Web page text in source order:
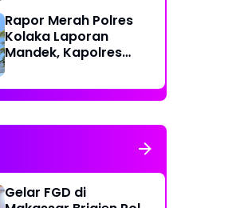
Masyarakat
Rapor Merah Polres
Kolaka Laporan
Mandek, Kapolres
Perkap dan Abaikan
Kepastian Hukum
Gelar FGD di